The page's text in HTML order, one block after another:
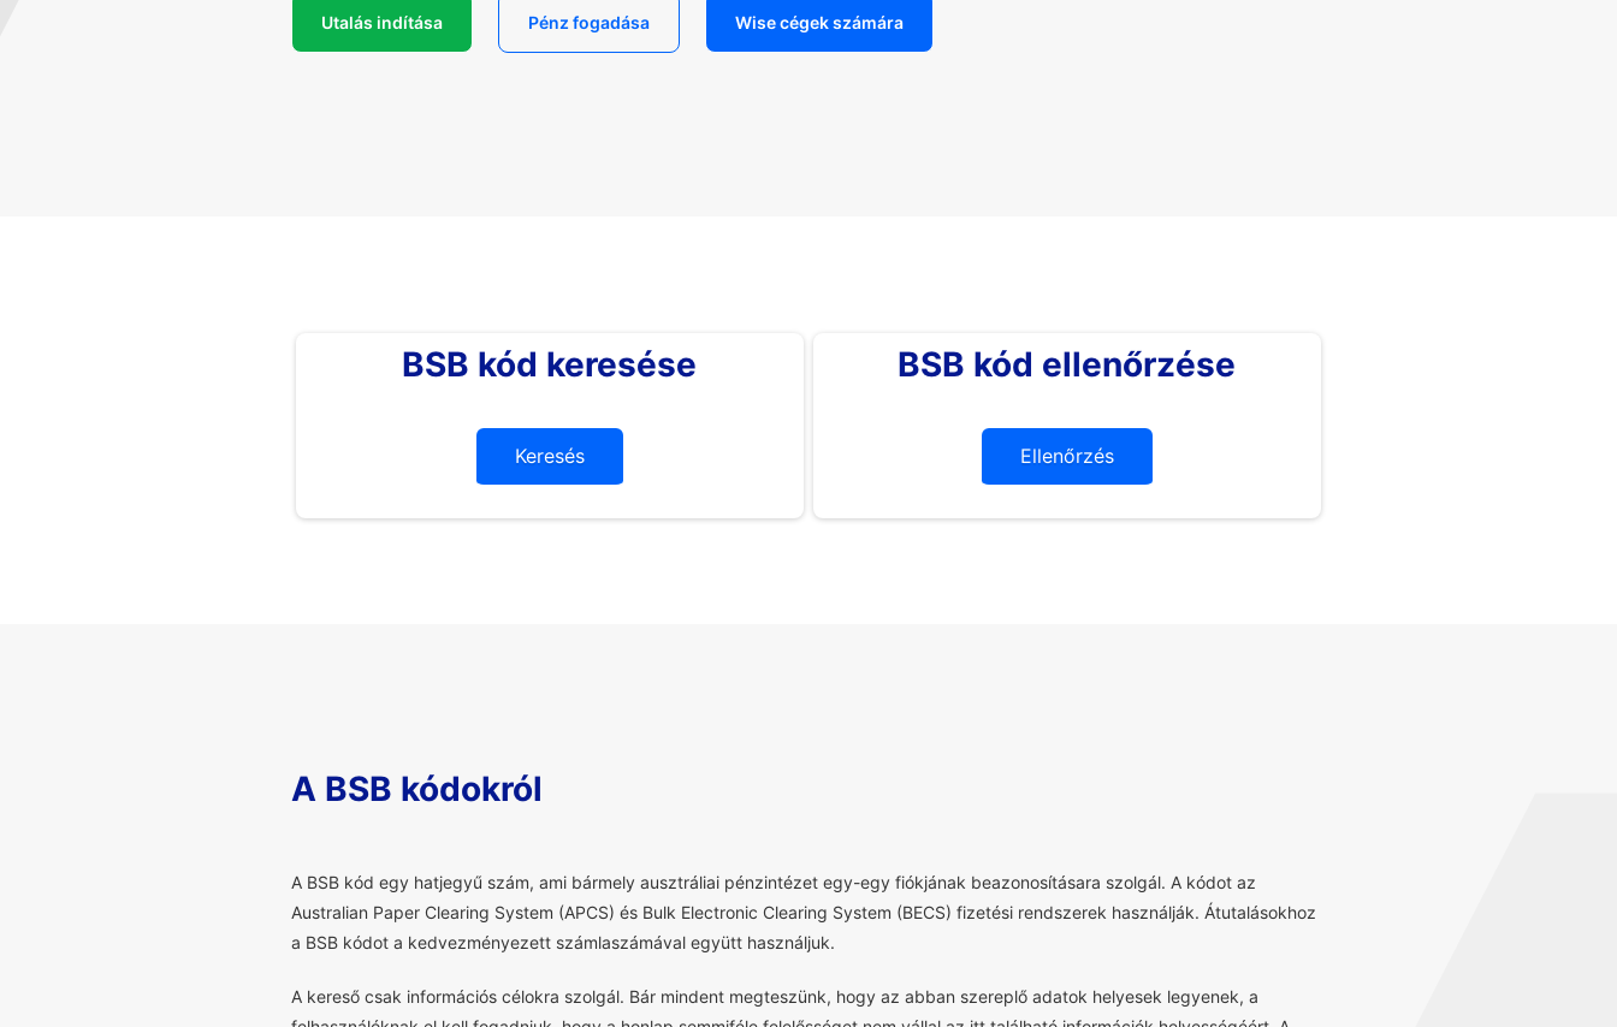
Utalás indítása Pénz fogadása Wise cégek számára
BSB kód keresése
Keresés
BSB kód ellenőrzése
Ellenőrzés
A BSB kódokról
A BSB kód egy hatjegyű szám, ami bármely ausztráliai pénzintézet egy-egy fiókjának beazonosításara szolgál. A kódot az
Australian Paper Clearing System (APCS) és Bulk Electronic Clearing System (BECS) fizetési rendszerek használják. Átutalásokhoz
a BSB kódot a kedvezményezett számlaszámával együtt használjuk.
A kereső csak információs célokra szolgál. Bár mindent megteszünk, hogy az abban szereplő adatok helyesek legyenek, a